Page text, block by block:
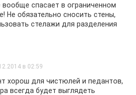
вообще спасает в ограниченном
Не обязательно сносить стены,
стелажи для разделения
в 02:59
хорош для чистюлей и педантов,
всегда будет выглядеть